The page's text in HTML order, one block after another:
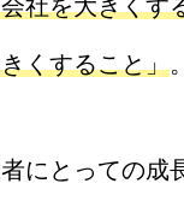
社を大きくす
くすること」。
にとっての成